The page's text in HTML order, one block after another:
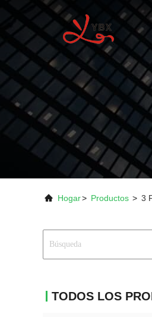
Hogar> Productos > 3